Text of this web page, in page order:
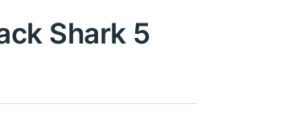
Shark 5